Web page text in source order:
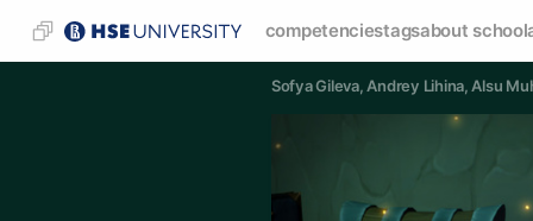
competenciestagsabout school
Sofya Gileva, Andrey Lihina, Alsu